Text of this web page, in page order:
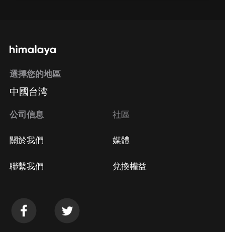
選擇您的地區
中國台湾
公司信息
關於我們
聯繫我們
社區
媒體
兌換權益